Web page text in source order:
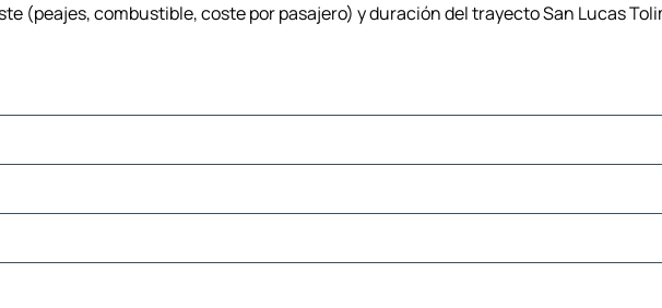
(peajes, combustible, coste por pasajero) y duración del trayecto San Lucas